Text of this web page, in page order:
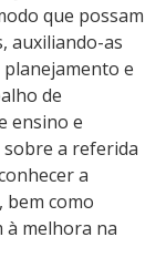
que possam
auxiliando-as
planejamento e
de
ensino e
a referida
a
como
à melhora na